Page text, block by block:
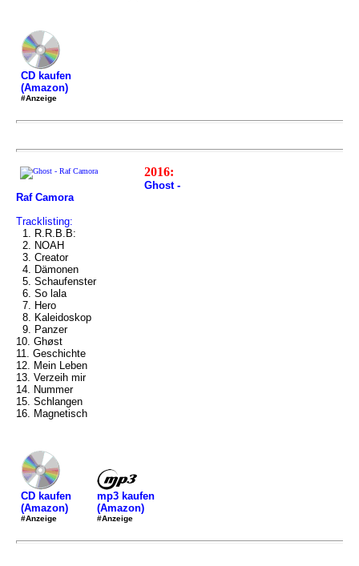
CD kaufen
(Amazon)
#Anzeige
2016:
Ghost -
Raf Camora
Tracklisting:
1. R.R.B.B:
2. NOAH
3. Creator
4. Dämonen
5. Schaufenster
6. So lala
7. Hero
8. Kaleidoskop
9. Panzer
10. Ghøst
11. Geschichte
12. Mein Leben
13. Verzeih mir
14. Nummer
15. Schlangen
16. Magnetisch
CD kaufen
(Amazon)
#Anzeige
mp3 kaufen
(Amazon)
#Anzeige